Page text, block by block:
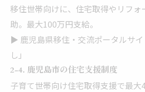
移住世帯向けに、住宅取得やリフォ
助。最大100万円支給。
▶️ 鹿児島県移住・交流ポータルサ
し」
2-4. 鹿児島市の住宅支援制度
子育て世帯向け住宅取得支援で最